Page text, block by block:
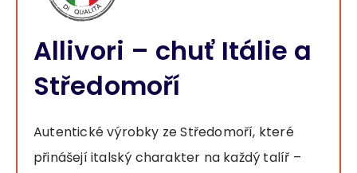
Allivori – chuť Itálie a
Středomoří
Autentické výrobky ze Středomoří, které
přinášejí italský charakter na každý talíř –